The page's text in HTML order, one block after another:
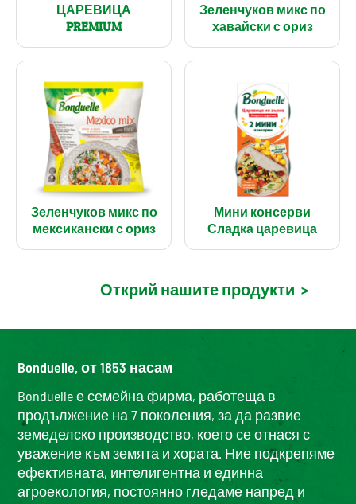
ЦАРЕВИЦА
PREMIUM
Зеленчуков микс по
хавайски с ориз
Зеленчуков микс по
мексикански с ориз
Мини консерви
Сладка царевица
Открий нашите продукти >
Bonduelle, от 1853 насам
Bonduelle е семейна фирма, работеща в
продължение на 7 поколения, за да развие
земеделско производство, което се отнася с
уважение към земята и хората. Ние подкрепяме
ефективната, интелигентна и единна
агроекология, постоянно гледаме напред и